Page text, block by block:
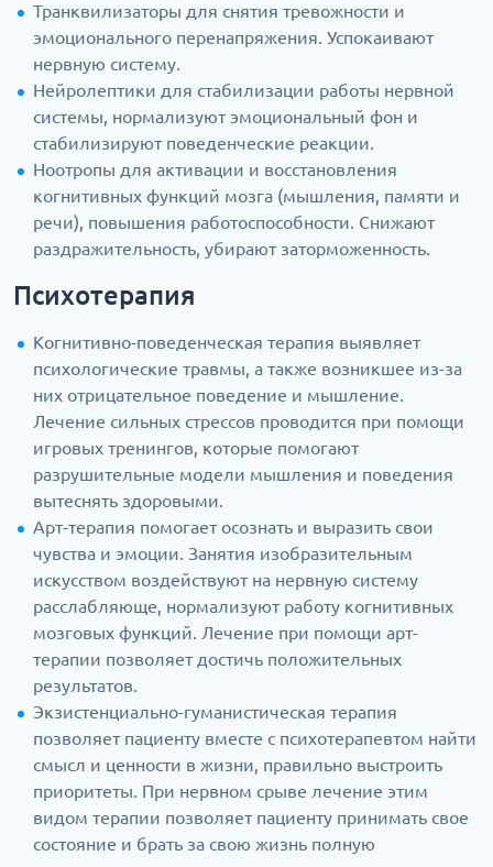
Транквилизаторы для снятия тревожности и
эмоционального перенапряжения. Успокаивают
нервную систему.
Нейролептики для стабилизации работы нервной
системы, нормализуют эмоциональный фон и
стабилизируют поведенческие реакции.
Ноотропы для активации и восстановления
когнитивных функций мозга (мышления, памяти и
речи), повышения работоспособности. Снижают
раздражительность, убирают заторможенность.
Психотерапия
Когнитивно-поведенческая терапия выявляет
психологические травмы, а также возникшее из-за
них отрицательное поведение и мышление.
Лечение сильных стрессов проводится при помощи
игровых тренингов, которые помогают
разрушительные модели мышления и поведения
вытеснять здоровыми.
Арт-терапия помогает осознать и выразить свои
чувства и эмоции. Занятия изобразительным
искусством воздействуют на нервную систему
расслабляюще, нормализуют работу когнитивных
мозговых функций. Лечение при помощи арт-
терапии позволяет достичь положительных
результатов.
Экзистенциально-гуманистическая терапия
позволяет пациенту вместе с психотерапевтом найти
смысл и ценности в жизни, правильно выстроить
приоритеты. При нервном срыве лечение этим
видом терапии позволяет пациенту принимать свое
состояние и брать за свою жизнь полную